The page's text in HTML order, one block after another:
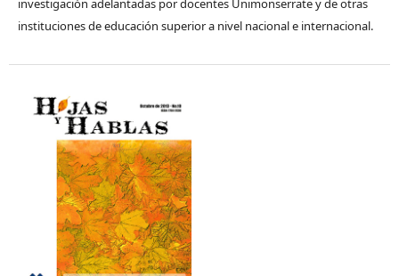
investigación adelantadas por docentes Unimonserrate y de otras
instituciones de educación superior a nivel nacional e internacional.